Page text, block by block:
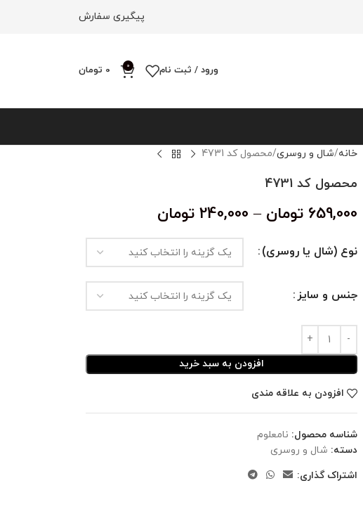
پیگیری سفارش
ورود / ثبت نام 0
0 تومان
خانه شال و روسری محصول کد 4731
محصول کد 4731
659,000 تومان –
240,000 تومان
نوع (شال یا روسری)
جنس و سایز
افزودن به سبد خرید
افزودن به علاقه مندی
شناسه محصول: نامعلوم
دسته: شال و روسری
اشتراک گذاری: